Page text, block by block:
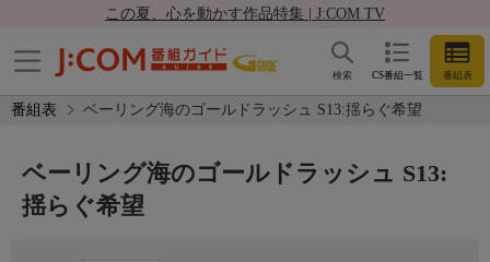
この夏、心を動かす作品特集 | J:COM TV
CS番組一覧 番組表
検索
番組表 ベーリング海のゴールドラッシュ S13:揺らぐ希望
ベーリング海のゴールドラッシュ S13:
揺らぐ希望